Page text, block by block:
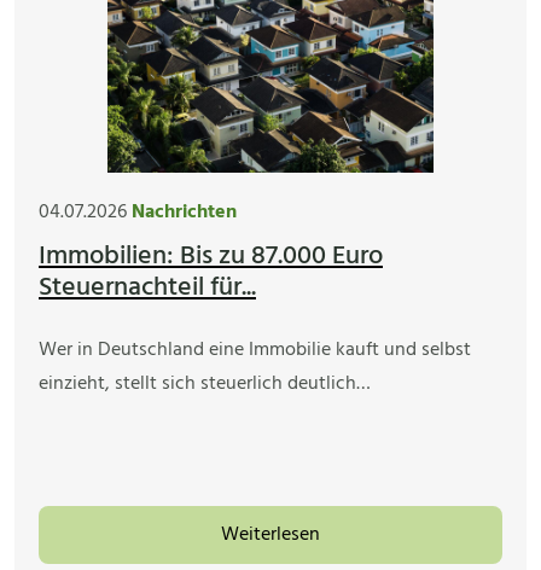
04.07.2026Nachrichten
Immobilien: Bis zu 87.000 Euro
Steuernachteil für...
Wer in Deutschland eine Immobilie kauft und selbst
einzieht, stellt sich steuerlich deutlich…
Weiterlesen